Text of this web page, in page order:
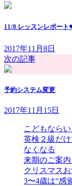
11/8 レッスンレポー
2017年11月8日
次の記事
予約システム変更
2017年11月15日
こどもなら
英検２級だ
なくなる
来期のご案内
クリスマス
3〜4歳は“感